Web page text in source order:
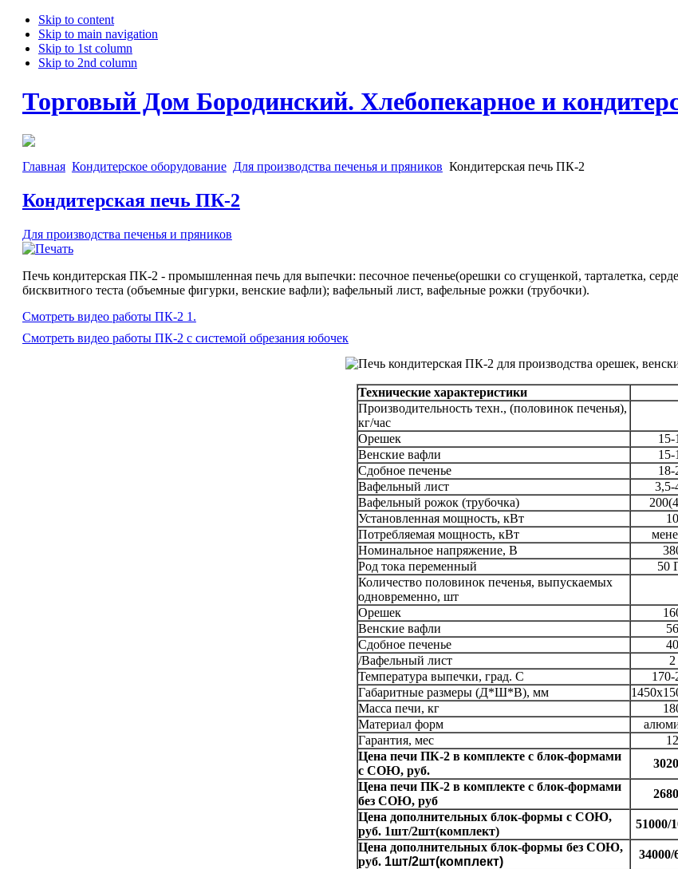
Skip to content
Skip to main navigation
Skip to 1st column
Skip to 2nd column
Торговый Дом Бородинский. Хлебопекарное и
Главная Кондитерское оборудование Для производства печенья и пряников Кондитерская печь ПК-2
Кондитерская печь ПК-2
Для производства печенья и пряников
Печь кондитерская ПК-2 - промышленная печь для выпечки: песочное печенье(орешки со сгущенкой, тарталетка,
бисквитного теста (объемные фигурки, венские вафли); вафельный лист, вафельные рожки (трубочки).
Смотреть видео работы ПК-2 1.
Смотреть видео работы ПК-2 с системой обрезания юбочек
Технические характеристики
Производительность техн., (половинок печенья),
кг/час
Орешек
15-
Венские вафли
15-
Сдобное печенье
18-
Вафельный лист
3,5-
Вафельный рожок (трубочка)
Установленная мощность, кВт
10
Потребляемая мощность, кВт
Номинальное напряжение, В
Род тока переменный
50
Количество половинок печенья, выпускаемых
одновременно, шт
Орешек
Венские вафли
56
Сдобное печенье
40
/Вафельный лист
2
Температура выпечки, град. С
170-
Габаритные размеры (Д*Ш*В), мм
Масса печи, кг
Материал форм
Гарантия, мес
12
Цена печи ПК-2 в комплекте с блок-формами
с СОЮ, руб.
Цена печи ПК-2 в комплекте с блок-формами
без СОЮ, руб
Цена дополнительных блок-формы с СОЮ,
руб. 1шт/2шт(комплект)
51000/
Цена дополнительных блок-формы без СОЮ,
руб. 1шт/2шт(комплект)
34000/